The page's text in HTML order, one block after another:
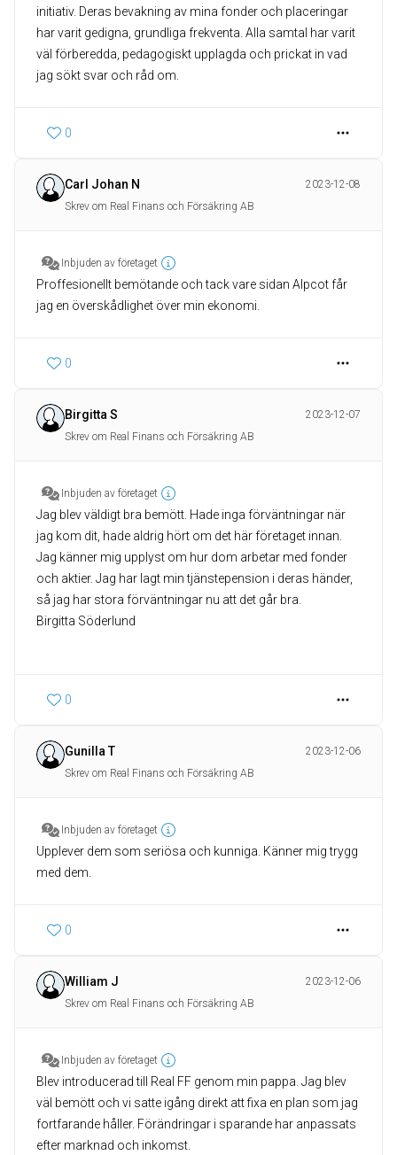
initiativ. Deras bevakning av mina fonder och placeringar
har varit gedigna, grundliga frekventa. Alla samtal har varit
väl förberedda, pedagogiskt upplagda och prickat in vad
jag sökt svar och råd om.
0
Carl Johan N
2023-12-08
Skrev om Real Finans och Försäkring AB
Inbjuden av företaget
Proffesionellt bemötande och tack vare sidan Alpcot får
jag en överskådlighet över min ekonomi.
0
Birgitta S
2023-12-07
Skrev om Real Finans och Försäkring AB
Inbjuden av företaget
Jag blev väldigt bra bemött. Hade inga förväntningar när
jag kom dit, hade aldrig hört om det här företaget innan.
Jag känner mig upplyst om hur dom arbetar med fonder
och aktier. Jag har lagt min tjänstepension i deras händer,
så jag har stora förväntningar nu att det går bra.
Birgitta Söderlund
0
Gunilla T
2023-12-06
Skrev om Real Finans och Försäkring AB
Inbjuden av företaget
Upplever dem som seriösa och kunniga. Känner mig trygg
med dem.
0
William J
2023-12-06
Skrev om Real Finans och Försäkring AB
Inbjuden av företaget
Blev introducerad till Real FF genom min pappa. Jag blev
väl bemött och vi satte igång direkt att fixa en plan som jag
fortfarande håller. Förändringar i sparande har anpassats
efter marknad och inkomst.